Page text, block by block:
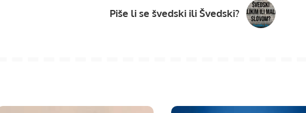
Piše li se švedski ili Švedski?